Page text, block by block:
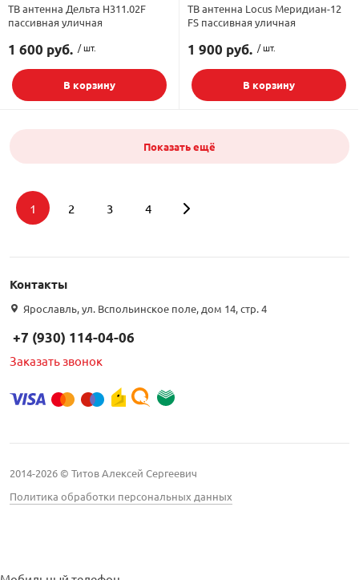
Интернет цена
Бренд
Locus (
ТВ антенна Дельта Н311.02F
пассивная уличная
1 600 руб. / шт.
В корзину
ТВ антенна Locus Меридиан-12
FS пассивная уличная
1 900 руб. / шт.
В корзину
Показать ещё
1 2 3 4
Контакты
Ярославль, ул. Вспольинское поле, дом 14, стр. 4
+7 (930) 114-04-06
Заказать звонок
2014-2026 © Титов Алексей Сергеевич
Политика обработки персональных данных